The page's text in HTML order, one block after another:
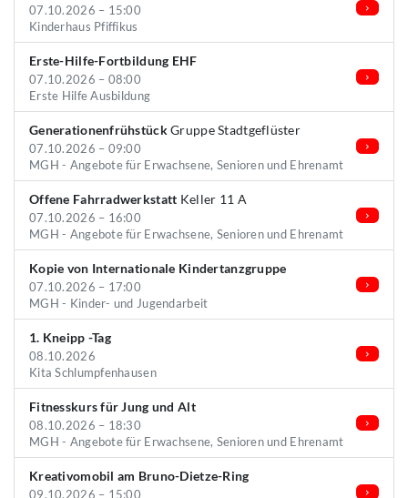
07.10.2026 – 15:00
Kinderhaus Pfiffikus
Erste-Hilfe-Fortbildung EHF
07.10.2026 – 08:00
Erste Hilfe Ausbildung
GenerationenfrühstückGruppe Stadtgeflüster
07.10.2026 – 09:00
MGH - Angebote für Erwachsene, Senioren und Ehrenamt
Offene Fahrradwerkstatt Keller 11 A
07.10.2026 – 16:00
MGH - Angebote für Erwachsene, Senioren und Ehrenamt
Kopie von Internationale Kindertanzgruppe
07.10.2026 – 17:00
MGH - Kinder- und Jugendarbeit
1. Kneipp -Tag
08.10.2026
Kita Schlumpfenhausen
Fitnesskurs für Jung und Alt
08.10.2026 – 18:30
MGH - Angebote für Erwachsene, Senioren und Ehrenamt
Kreativomobil am Bruno-Dietze-Ring
09.10.2026 – 15:00